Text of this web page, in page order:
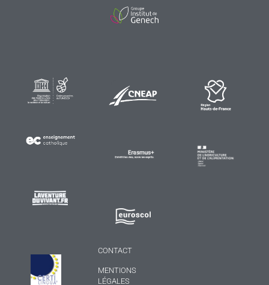
CONTACT
MENTIONS
LÉGALES